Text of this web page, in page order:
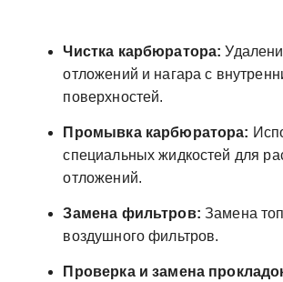
Чистка карбюратора:
отложений и нагара с
поверхностей.
Промывка карбюратора:
специальных жидкостей для
отложений.
Замена фильтров: Замена
воздушного фильтров.
Проверка и замена